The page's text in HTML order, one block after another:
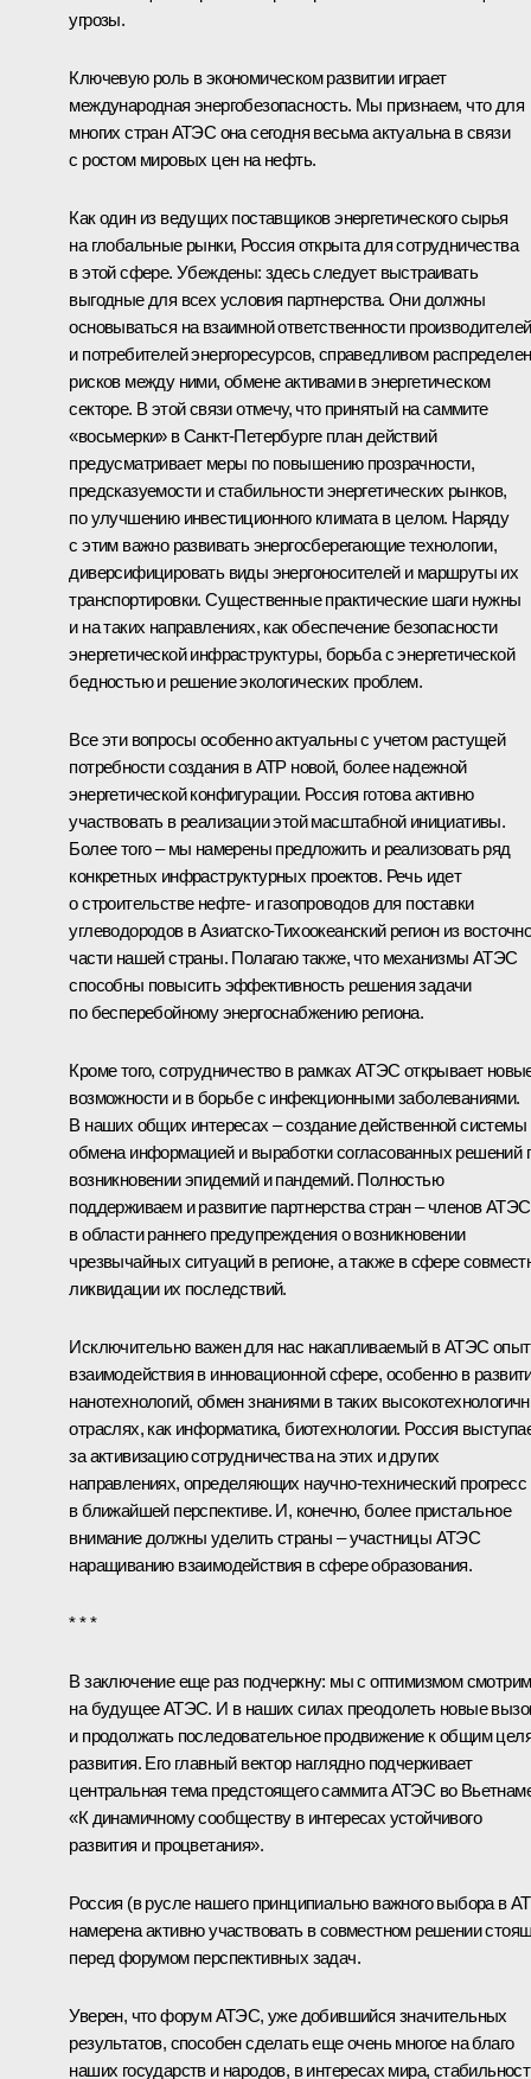
угрозы.
Ключевую роль в экономическом развитии играет
международная энергобезопасность. Мы признаем, что для
многих стран АТЭС она сегодня весьма актуальна в связи
с ростом мировых цен на нефть.
Как один из ведущих поставщиков энергетического сырья
на глобальные рынки, Россия открыта для сотрудничества
в этой сфере. Убеждены: здесь следует выстраивать
выгодные для всех условия партнерства. Они должны
основываться на взаимной ответственности производителей
и потребителей энергоресурсов, справедливом
рисков между ними, обмене активами в энергетическом
секторе. В этой связи отмечу, что принятый на саммите
«восьмерки» в Санкт-Петербурге план действий
предусматривает меры по повышению прозрачности,
предсказуемости и стабильности энергетических рынков,
по улучшению инвестиционного климата в целом. Наряду
с этим важно развивать энергосберегающие технологии,
диверсифицировать виды энергоносителей и маршруты их
транспортировки. Существенные практические шаги нужны
и на таких направлениях, как обеспечение безопасности
энергетической инфраструктуры, борьба с энергетической
бедностью и решение экологических проблем.
Все эти вопросы особенно актуальны с учетом растущей
потребности создания в АТР новой, более надежной
энергетической конфигурации. Россия готова активно
участвовать в реализации этой масштабной инициативы.
Более того – мы намерены предложить и реализовать ряд
конкретных инфраструктурных проектов. Речь идет
о строительстве нефте- и газопроводов для поставки
углеводородов в Азиатско-Тихоокеанский регион из
части нашей страны. Полагаю также, что механизмы АТЭС
способны повысить эффективность решения задачи
по бесперебойному энергоснабжению региона.
Кроме того, сотрудничество в рамках АТЭС открывает
возможности и в борьбе с инфекционными заболеваниями.
В наших общих интересах – создание действенной системы
обмена информацией и выработки согласованных решений
возникновении эпидемий и пандемий. Полностью
поддерживаем и развитие партнерства стран – членов АТЭС
в области раннего предупреждения о возникновении
чрезвычайных ситуаций в регионе, а также в сфере
ликвидации их последствий.
Исключительно важен для нас накапливаемый в АТЭС опыт
взаимодействия в инновационной сфере, особенно в
нанотехнологий, обмен знаниями в таких
отраслях, как информатика, биотехнологии. Россия
за активизацию сотрудничества на этих и других
направлениях, определяющих научно-технический прогресс
в ближайшей перспективе. И, конечно, более пристальное
внимание должны уделить страны – участницы АТЭС
наращиванию взаимодействия в сфере образования.
* * *
В заключение еще раз подчеркну: мы с оптимизмом смотрим
на будущее АТЭС. И в наших силах преодолеть новые
и продолжать последовательное продвижение к общим
развития. Его главный вектор наглядно подчеркивает
центральная тема предстоящего саммита АТЭС во
«К динамичному сообществу в интересах устойчивого
развития и процветания».
Россия (в русле нашего принципиально важного выбора в
намерена активно участвовать в совместном решении
перед форумом перспективных задач.
Уверен, что форум АТЭС, уже добившийся значительных
результатов, способен сделать еще очень многое на благо
наших государств и народов, в интересах мира,